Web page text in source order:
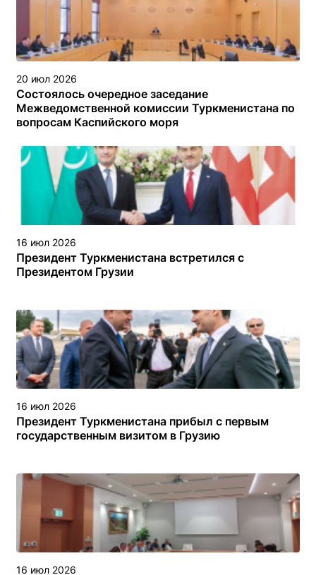
20 июл 2026
Состоялось очередное заседание
Межведомственной комиссии Туркменистана по
вопросам Каспийского моря
16 июл 2026
Президент Туркменистана встретился с
Президентом Грузии
16 июл 2026
Президент Туркменистана прибыл с первым
государственным визитом в Грузию
16 июл 2026